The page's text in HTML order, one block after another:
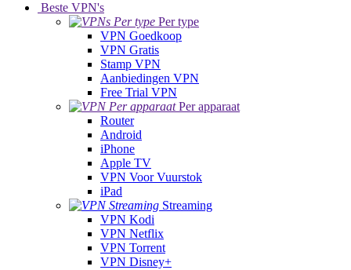
Beste VPN's
Per type
VPN Goedkoop
VPN Gratis
Stamp VPN
Aanbiedingen VPN
Free Trial VPN
Per apparaat
Router
Android
iPhone
Apple TV
VPN Voor Vuurstok
iPad
Streaming
VPN Kodi
VPN Netflix
VPN Torrent
VPN Disney+